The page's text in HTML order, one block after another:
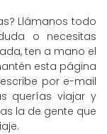
Llámanos todo
o necesitas
ten a mano el
esta página
por e-mail
querías viajar y
la de gente que